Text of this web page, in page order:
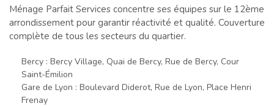
Ménage Parfait Services concentre ses équipes sur le 12ème
arrondissement pour garantir réactivité et qualité. Couverture
complète de tous les secteurs du quartier.
Bercy : Bercy Village, Quai de Bercy, Rue de Bercy, Cour
Saint-Émilion
Gare de Lyon : Boulevard Diderot, Rue de Lyon, Place Henri
Frenay